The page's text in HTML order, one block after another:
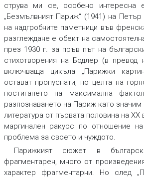
струва ми се, особено интересна
„Безмълвният Париж“ (1941) на
на надгробните паметници във
разглеждане е обект на
през 1930 г. за пръв път на
стихотворения на Бодлер (в превод
включваща цикъла „Парижки
остават пропуснати, но целта на
постигането на максимална
разпознаването на Париж като
литература от първата половина на ХХ
маргинален ракурс по отношение на
проблема за своето и чуждото.
Парижкият сюжет в
фрагментарен, много от
характер фрагментарни. Но след